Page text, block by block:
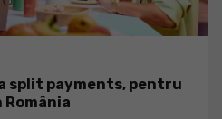
split payments, pentru
România